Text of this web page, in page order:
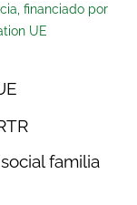
financiado por
UE